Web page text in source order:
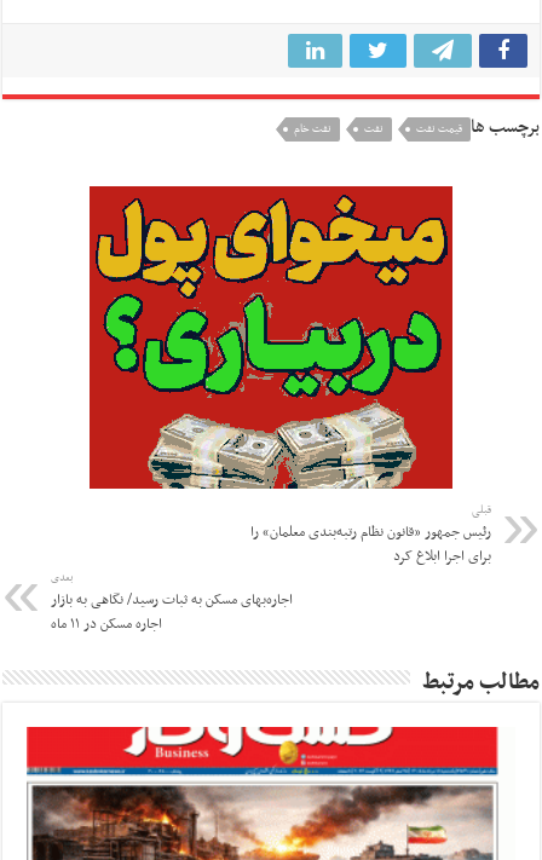
برچسب ها قیمت نفت نفت نفت خام
قبلی
رئیس جمهور «قانون نظام رتبه‌بندی معلمان» را
برای اجرا ابلاغ کرد
بعدی
اجاره‌بهای مسکن به ثبات رسید/ نگاهی به بازار
اجاره مسکن در ۱۱ ماه
مطالب مرتبط